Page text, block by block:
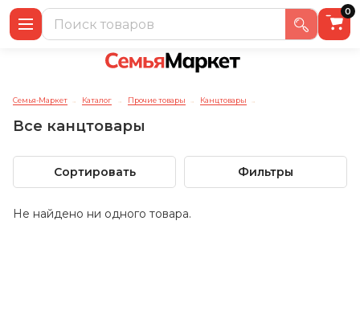
0
Семья-Маркет → Каталог → Прочие товары → Канцтовары →
Все канцтовары
Сортировать Фильтры
Не найдено ни одного товара.